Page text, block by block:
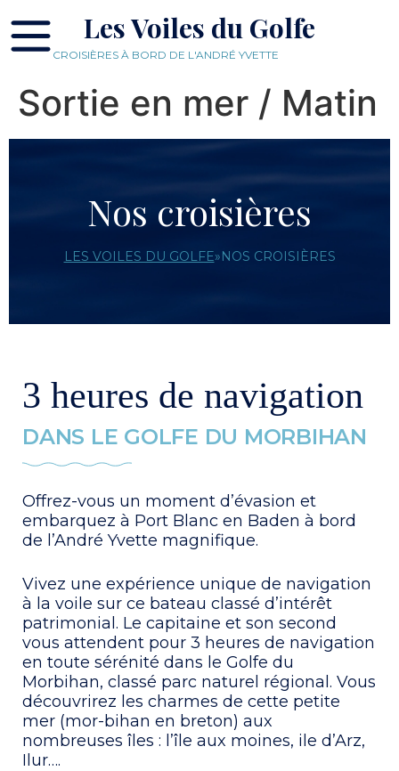
Les Voiles du Golfe
CROISIÈRES À BORD DE L'ANDRÉ YVETTE
Sortie en mer / Matin
Nos croisières
LES VOILES DU GOLFE»NOS CROISIÈRES
3 heures de navigation
DANS LE GOLFE DU MORBIHAN
Offrez-vous un moment d’évasion et
embarquez à Port Blanc en Baden à bord
de l’André Yvette magnifique.
Vivez une expérience unique de navigation
à la voile sur ce bateau classé d’intérêt
patrimonial. Le capitaine et son second
vous attendent pour 3 heures de navigation
en toute sérénité dans le Golfe du
Morbihan, classé parc naturel régional. Vous
découvrirez les charmes de cette petite
mer (mor-bihan en breton) aux
nombreuses îles : l’île aux moines, ile d’Arz,
Ilur….